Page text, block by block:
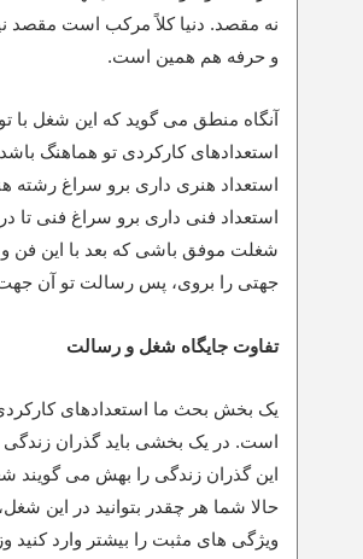
نه مقصد. دنیا کلاً مرکب است
و حرفه هم همین است.
آنگاه منطق می گوید که این شغل با
استعدادهای کارکردی تو هماهنگ
استعداد هنری داری برو سراغ رشته
استعداد فنی داری برو سراغ فنی تا
شغلت موفق باشی که بعد با این فن
جهتی را بروی، پس رسالت تو آن
تفاوت جایگاه شغل و رسالت
یک بخش بحث ما استعدادهای
است. در یک بخشی باید گذران زندگی
این گذران زندگی را بهش می گویند
حالا شما هر چقدر بتوانید در این
ویژگی های مثبت را بیشتر وارد کنید